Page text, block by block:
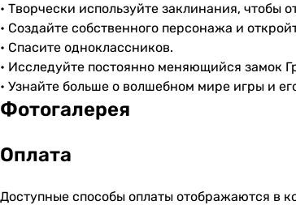
• Творчески используйте заклинания, чтобы
• Создайте собственного персонажа и
• Спасите одноклассников.
• Исследуйте постоянно меняющийся замок
• Узнайте больше о волшебном мире игры и
Фотогалерея
Оплата
Доступные способы оплаты отображаются в